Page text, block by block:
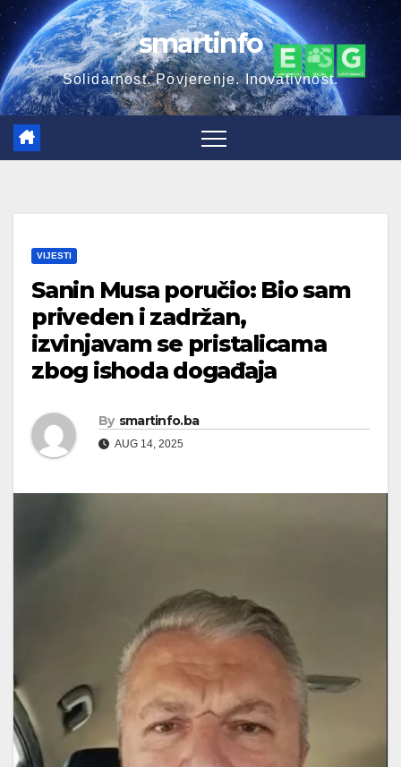
Skip
to
content
smartinfo
Solidarnost. Povjerenje. Inovativnost.
VIJESTI
Sanin Musa poručio: Bio sam
priveden i zadržan,
izvinjavam se pristalicama
zbog ishoda događaja
By smartinfo.ba
AUG 14, 2025